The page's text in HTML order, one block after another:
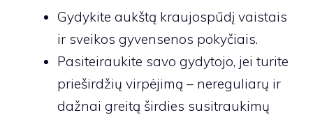
Gydykite aukštą kraujospūdį vaistais
ir sveikos gyvensenos pokyčiais.
Pasiteiraukite savo gydytojo, jei turite
prieširdžių virpėjimą – nereguliarų ir
dažnai greitą širdies susitraukimų